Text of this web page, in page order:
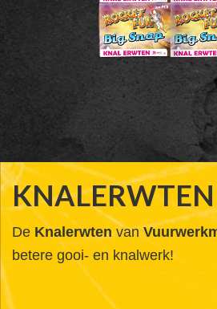
KNALERWTEN
De Knalerwtenvan
betere gooi- en knalwerk!